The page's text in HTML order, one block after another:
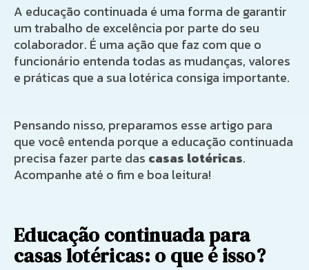
A educação continuada é uma forma de garantir
um trabalho de excelência por parte do seu
colaborador. É uma ação que faz com que o
funcionário entenda todas as mudanças, valores
e práticas que a sua lotérica consiga importante.
Pensando nisso, preparamos esse artigo para
que você entenda porque a educação continuada
precisa fazer parte das casas lotéricas.
Acompanhe até o fim e boa leitura!
Educação continuada para
casas lotéricas: o que é isso?